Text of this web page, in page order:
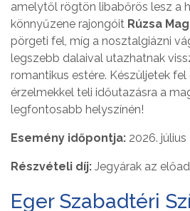
amelytől rögtön libabőrös lesz a
könnyűzene rajongóit Rúzsa
pörgeti fel, míg a nosztalgiázni
legszebb dalaival utazhatnak
romantikus estére. Készüljetek fel
érzelmekkel teli időutazásra a
legfontosabb helyszínén!
Esemény időpontja: 2026. július
Részvételi díj: Jegyárak az
Eger Szabadtéri